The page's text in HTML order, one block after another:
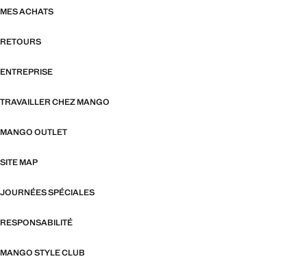
MES ACHATS
RETOURS
ENTREPRISE
TRAVAILLER CHEZ MANGO
MANGO OUTLET
SITE MAP
JOURNÉES SPÉCIALES
RESPONSABILITÉ
MANGO STYLE CLUB